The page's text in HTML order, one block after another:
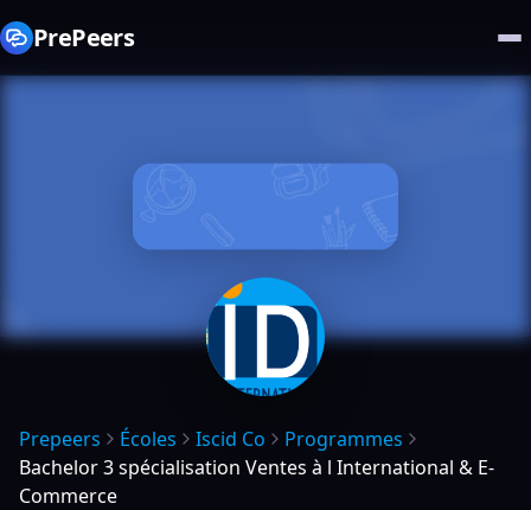
PrePeers
Prepeers Écoles Iscid Co
Programmes
Bachelor 3 spécialisation Ventes à l International & E-
Commerce